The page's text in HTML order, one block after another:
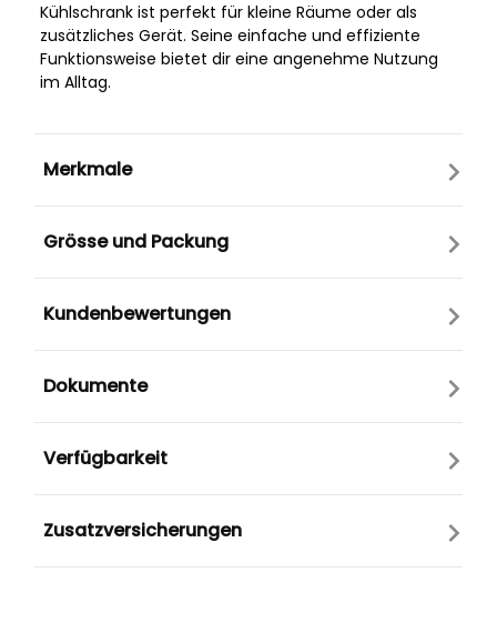
Kühlschrank ist perfekt für kleine Räume oder als
zusätzliches Gerät. Seine einfache und effiziente
Funktionsweise bietet dir eine angenehme Nutzung
im Alltag.
Merkmale
Grösse und Packung
Kundenbewertungen
Dokumente
Verfügbarkeit
Zusatzversicherungen